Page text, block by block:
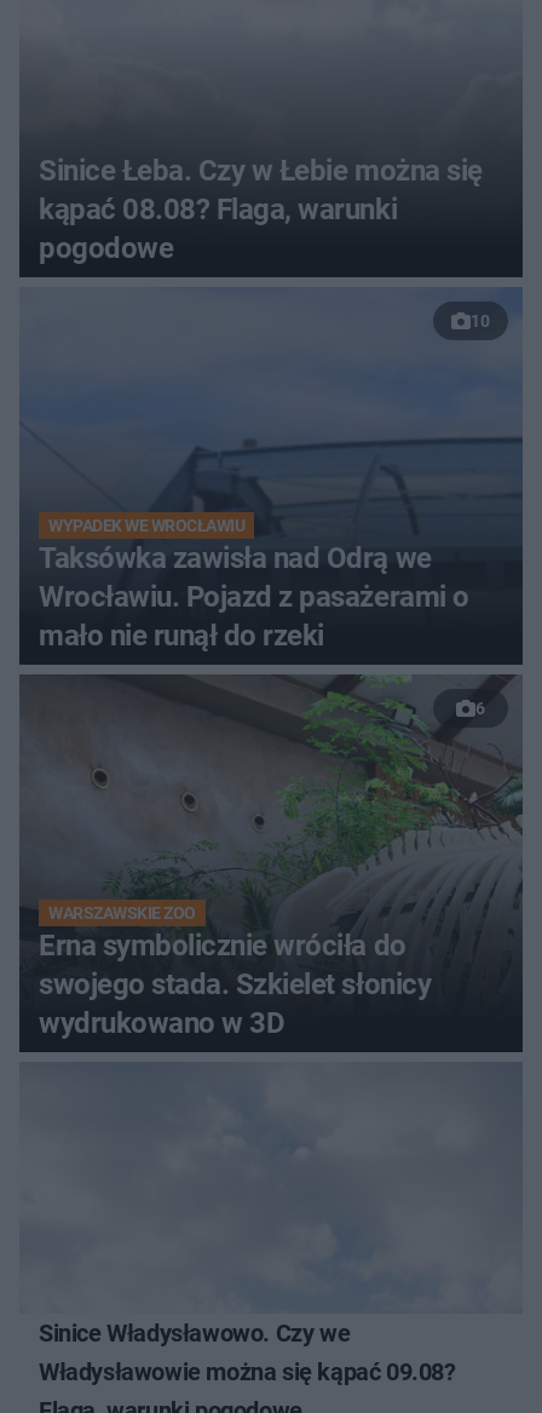
Sinice Łeba. Czy w Łebie można się
kąpać 08.08? Flaga, warunki
pogodowe
10
WYPADEK WE WROCŁAWIU
Taksówka zawisła nad Odrą we
Wrocławiu. Pojazd z pasażerami o
mało nie runął do rzeki
6
WARSZAWSKIE ZOO
Erna symbolicznie wróciła do
swojego stada. Szkielet słonicy
wydrukowano w 3D
Sinice Władysławowo. Czy we
Władysławowie można się kąpać 09.08?